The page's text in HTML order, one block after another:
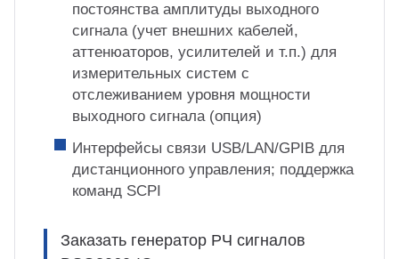
постоянства амплитуды выходного
сигнала (учет внешних кабелей,
аттенюаторов, усилителей и т.п.) для
измерительных систем с
отслеживанием уровня мощности
выходного сигнала (опция)
Интерфейсы связи USB/LAN/GPIB для
дистанционного управления; поддержка
команд SCPI
Заказать генератор РЧ сигналов